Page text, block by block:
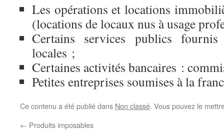
Les opérations et locations
(locations de locaux nus à usage
Certains services publics
locales ;
Certaines activités bancaires :
Petites entreprises soumises à la
Ce contenu a été publié dans Non classé. Vous pouvez le
← Produits imposables